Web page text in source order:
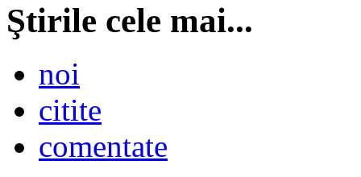
Ştirile cele mai...
noi
citite
comentate